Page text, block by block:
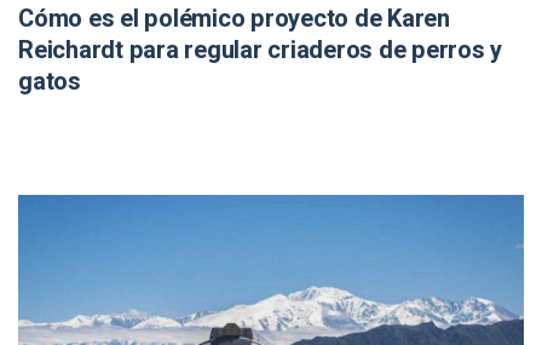
Cómo es el polémico proyecto de Karen
Reichardt para regular criaderos de perros y
gatos